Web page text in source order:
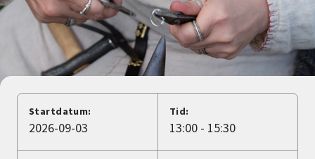
Starta studiecirkel
Cirkelledare
Nyheter
Avdelningar
Startdatum:
2026-09-03
Tid:
13:00 - 15:30